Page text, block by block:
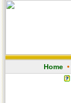
Home•